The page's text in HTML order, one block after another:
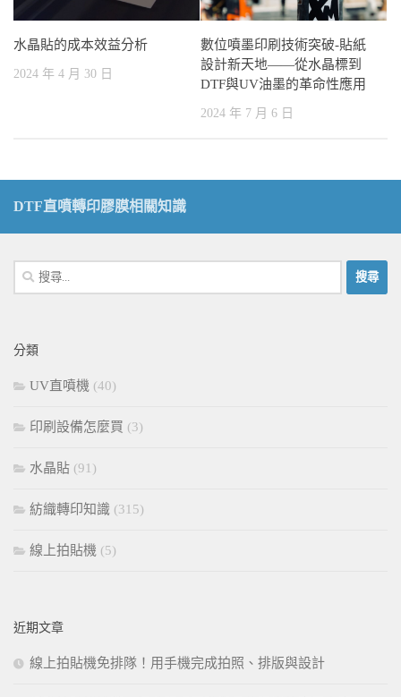
水晶貼的成本效益分析
2024 年 4 月 30 日
數位噴墨印刷技術突破-貼紙
設計新天地——從水晶標到
DTF與UV油墨的革命性應用
2024 年 7 月 6 日
DTF直噴轉印膠膜相關知識
搜
尋
字:
分類
UV直噴機 (40)
印刷設備怎麼買 (3)
水晶貼 (91)
紡織轉印知識 (315)
線上拍貼機 (5)
近期文章
線上拍貼機免排隊！用手機完成拍照、排版與設計